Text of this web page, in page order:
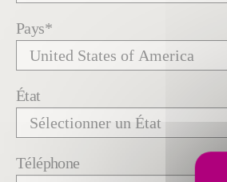
Pays*
État
Téléphone